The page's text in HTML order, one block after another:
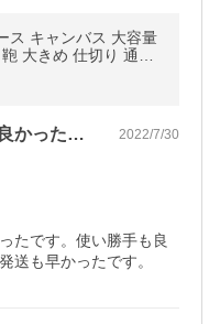
ス キャンバス 大容量
大きめ 仕切り 通勤
デイズ
大きさもちょうどよく、色も良かったです… 2022/7/30
たです。使い勝手も良
送も早かったです。